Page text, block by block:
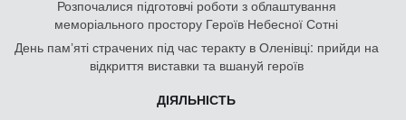
Розпочалися підготовчі роботи з облаштування
меморіального простору Героїв Небесної Сотні
День памʼяті страчених під час теракту в Оленівці: прийди на
відкриття виставки та вшануй героїв
ДІЯЛЬНІСТЬ